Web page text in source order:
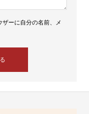
ーに自分の名前、メ